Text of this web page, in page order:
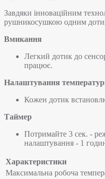
Завдяки інноваційним
рушникосушкою одним
Вмикання
Легкий дотик до
працює.
Налаштування
Кожен дотик
Таймер
Потримайте 3 сек. -
налаштування - 1
Характеристики
Максимальна робоча